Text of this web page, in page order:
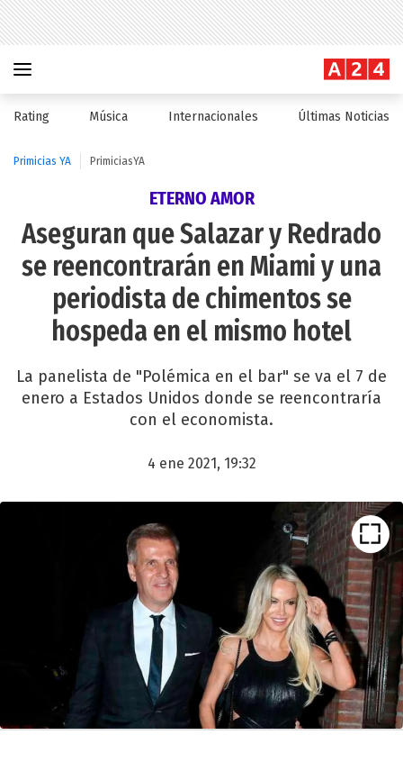
Rating Música Internacionales Últimas Noticias
Primicias YA PrimiciasYA
ETERNO AMOR
Aseguran que Salazar y Redrado
se reencontrarán en Miami y una
periodista de chimentos se
hospeda en el mismo hotel
La panelista de "Polémica en el bar" se va el 7 de
enero a Estados Unidos donde se reencontraría
con el economista.
4 ene 2021, 19:32